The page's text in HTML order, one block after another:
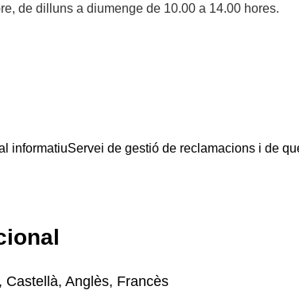
de dilluns a diumenge de 10.00 a 14.00 hores.
informatiuServei de gestió de reclamacions i de
Castellà, Anglès, Francès